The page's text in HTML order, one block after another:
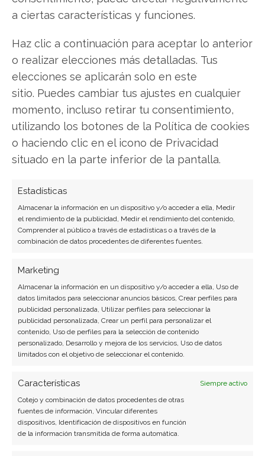
a ciertas características y funciones.
Haz clic a continuación para aceptar lo anterior
o realizar elecciones más detalladas. Tus
elecciones se aplicarán solo en este
sitio. Puedes cambiar tus ajustes en cualquier
momento, incluso retirar tu consentimiento,
utilizando los botones de la Política de cookies
o haciendo clic en el icono de Privacidad
situado en la parte inferior de la pantalla.
Estadísticas
Almacenar la información en un dispositivo y/o acceder a ella, Medir
el rendimiento de la publicidad, Medir el rendimiento del contenido,
Comprender al público a través de estadísticas o a través de la
combinación de datos procedentes de diferentes fuentes.
Marketing
Almacenar la información en un dispositivo y/o acceder a ella, Uso de
datos limitados para seleccionar anuncios básicos, Crear perfiles para
publicidad personalizada, Utilizar perfiles para seleccionar la
publicidad personalizada, Crear un perfil para personalizar el
contenido, Uso de perfiles para la selección de contenido
personalizado, Desarrollo y mejora de los servicios, Uso de datos
limitados con el objetivo de seleccionar el contenido.
Características
Siempre activo
Cotejo y combinación de datos procedentes de otras
fuentes de información, Vincular diferentes
dispositivos, Identificación de dispositivos en función
de la información transmitida de forma automática.
Plug Power
Compartir este artículo
Facebook
Copiar enlace
SOBRE EL AUTOR
Laura Fernández Silva
comercio electrónico y aplicaciones móviles.
Colaboradora habitual en medios especializados
del sector tech.
Ver todos los artículos →